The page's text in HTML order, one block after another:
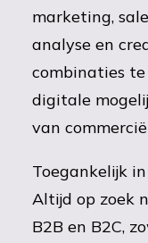
marketing,
analyse en
combinaties
digitale
van
Toegankelijk
Altijd op zoek
B2B en B2C,